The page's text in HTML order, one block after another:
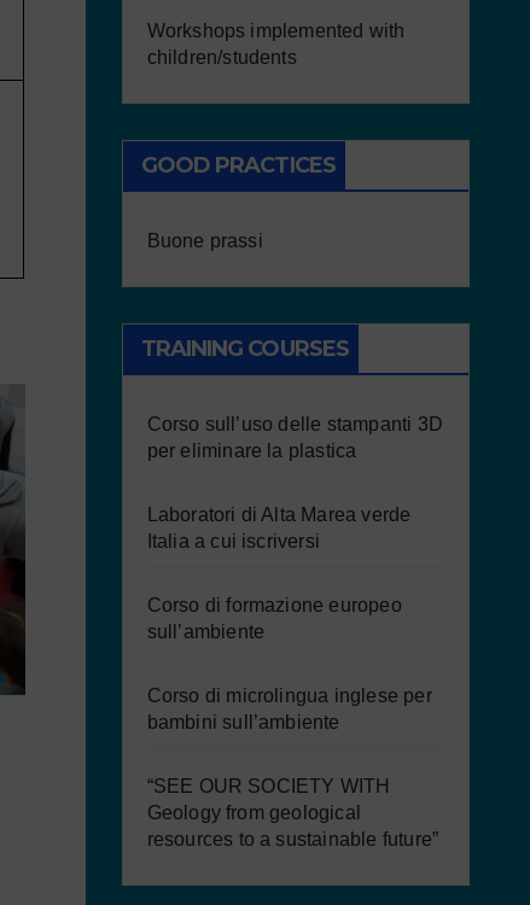
Workshops implemented with
children/students
GOOD PRACTICES
Buone prassi
TRAINING COURSES
Corso sull’uso delle stampanti 3D
per eliminare la plastica
Laboratori di Alta Marea verde
Italia a cui iscriversi
Corso di formazione europeo
sull’ambiente
Corso di microlingua inglese per
bambini sull’ambiente
“SEE OUR SOCIETY WITH
Geology from geological
resources to a sustainable future”